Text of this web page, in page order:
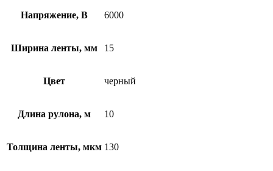
Напряжение, В 6000
Ширина ленты, мм 15
Цвет черный
Длина рулона, м 10
Толщина ленты, мкм 130